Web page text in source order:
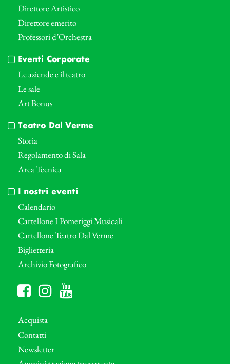
Direttore Artistico
Direttore emerito
Professori d’Orchestra
Eventi Corporate
Le aziende e il teatro
Le sale
Art Bonus
Teatro Dal Verme
Storia
Regolamento di Sala
Area Tecnica
I nostri eventi
Calendario
Cartellone I Pomeriggi Musicali
Cartellone Teatro Dal Verme
Biglietteria
Archivio Fotografico
Acquista
Contatti
Newsletter